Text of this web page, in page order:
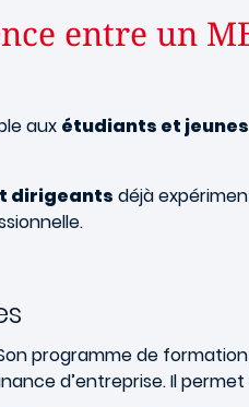
entre un
aux étudiants et
dirigeants déjà
programme de
d’entreprise. Il